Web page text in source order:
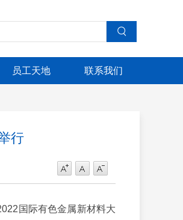
员工天地 联系我们
行
国际有色金属新材料大